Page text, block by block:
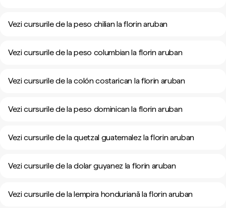
Vezi cursurile de la peso chilian la florin aruban
Vezi cursurile de la peso columbian la florin aruban
Vezi cursurile de la colón costarican la florin aruban
Vezi cursurile de la peso dominican la florin aruban
Vezi cursurile de la quetzal guatemalez la florin aruban
Vezi cursurile de la dolar guyanez la florin aruban
Vezi cursurile de la lempira honduriană la florin aruban